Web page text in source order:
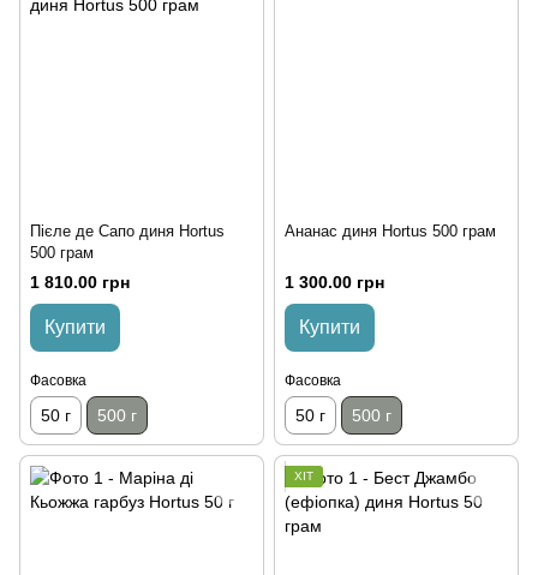
Пієле де Сапо диня Hortus
500 грам
1 810.00 грн
Купити
Фасовка
50 г 500 г
Ананас диня Hortus 500 грам
1 300.00 грн
Купити
Фасовка
50 г 500 г
ХІТ